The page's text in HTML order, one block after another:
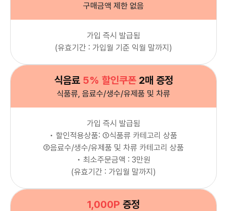
구매금액 제한 없음
가입 즉시 발급됨
(유효기간 : 가입월 기준 익월 말까지)
식음료 5% 할인쿠폰2매 증정
식품류, 음료수/생수/유제품 및 차류
가입 즉시 발급됨
• 할인적용상품: ①식품류 카테고리 상품
②음료수/생수/유제품 및 차류 카테고리 상품
• 최소주문금액 : 3만원
(유효기간 : 가입월 말까지)
1,000P 증정